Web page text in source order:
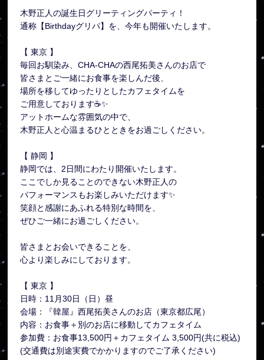
木野正人の誕生日グリーティングパーティ！
通称【Birthdayグリパ】を、今年も開催いたします。
【 東京 】
毎回お馴染み、CHA-CHAの西尾拓美さんのお店で
皆さまとご一緒にお食事を楽しんだ後、
場所を移してゆったりとしたカフェタイムを
ご用意しております☕✨
アットホームな雰囲気の中で、
木野正人と心温まるひとときをお過ごしください。
【 静岡 】
静岡では、2日間にわたり開催いたします。
ここでしか見ることのできない木野正人の
パフォーマンスもお楽しみいただけます✨
笑顔と感謝にあふれる特別な時間を、
ぜひご一緒にお過ごしください。
皆さまとお会いできることを、
心より楽しみにしております。
【 東京 】
日時：11月30日（日）昼
会場：『韓屋』西尾拓美さんのお店（東京都広尾）
内容：お食事＋別のお店に移動してカフェタイム
参加費：お食事13,500円＋カフェタイム 3,500円(共に税込)
(交通費は別途実費でかかりますのでご了承ください)